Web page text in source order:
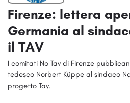
Firenze: lettera
Germania al
il TAV
I comitati No Tav di Firenze
tedesco Norbert Küppe al sindaco
progetto Tav.